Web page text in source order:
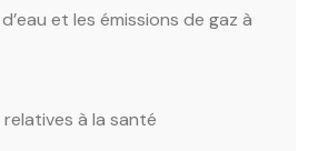
et les émissions de gaz à
à la santé